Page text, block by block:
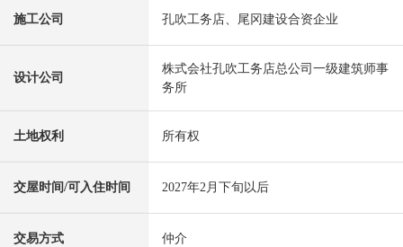
施工公司 孔吹工务店、尾冈建设合资企业
设计公司
株式会社孔吹工务店总公司一级建筑师事
务所
土地权利 所有权
交屋时间/可入住时间 2027年2月下旬以后
交易方式 仲介